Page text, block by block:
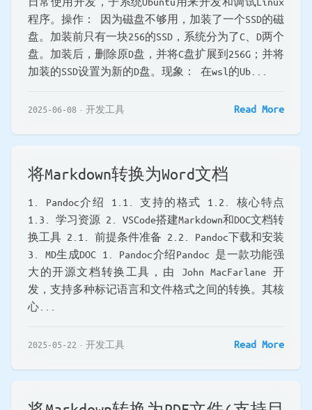
程序。操作： 因为磁盘不够用，加装了一个SSD的磁
盘。加装前只有一块256的SSD，系统分为了C、D两个
盘。加装后，删除原D盘，并将C盘扩展到256G；并将
加装的SSD设置为新的D盘。现象： 在wsl的Ub...
2025-06-08 开发工具 Read More
将Markdown转换为Word文档
1. Pandoc介绍 1.1. 支持的格式 1.2. 核心特点
1.3. 学习资源 2. VSCode搭建Markdown和DOC文档转
换工具 2.1. 前提条件准备 2.2. Pandoc下载和安装
3. MD生成DOC 1. Pandoc介绍Pandoc 是一款功能强
大的开源文档转换工具，由 John MacFarlane 开
发，支持多种标记语言和文件格式之间的转换。其核
心...
2025-05-22 开发工具 Read More